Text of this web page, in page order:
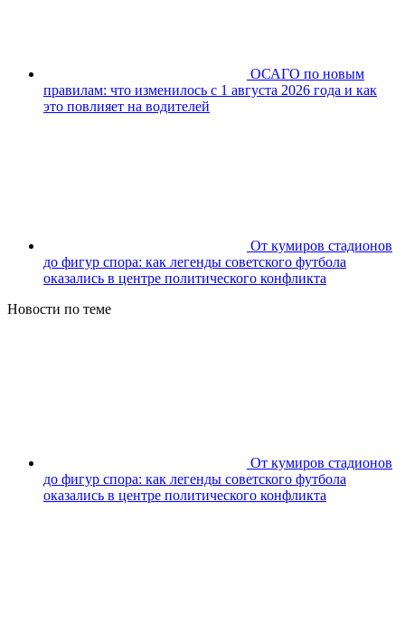
ОСАГО по новым
правилам: что изменилось с 1 августа 2026 года и как
это повлияет на водителей
От кумиров стадионов
до фигур спора: как легенды советского футбола
оказались в центре политического конфликта
Новости по теме
От кумиров стадионов
до фигур спора: как легенды советского футбола
оказались в центре политического конфликта